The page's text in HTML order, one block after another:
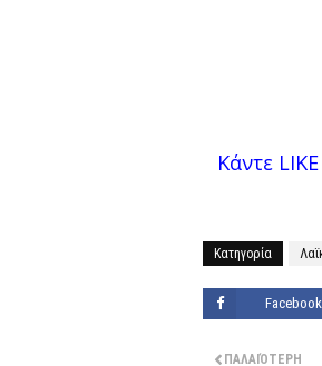
Κάντε
Κατηγορία
Facebook
ΠΑΛΑΙΌΤΕΡΗ